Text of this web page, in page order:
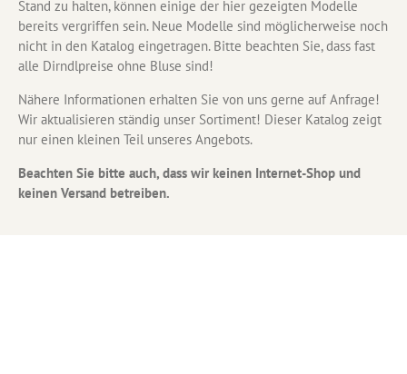
Stand zu halten, können einige der hier gezeigten Modelle
bereits vergriffen sein. Neue Modelle sind möglicherweise noch
nicht in den Katalog eingetragen. Bitte beachten Sie, dass fast
alle Dirndlpreise ohne Bluse sind!
Nähere Informationen erhalten Sie von uns gerne auf Anfrage!
Wir aktualisieren ständig unser Sortiment! Dieser Katalog zeigt
nur einen kleinen Teil unseres Angebots.
Beachten Sie bitte auch, dass wir keinen Internet-Shop und
keinen Versand betreiben.